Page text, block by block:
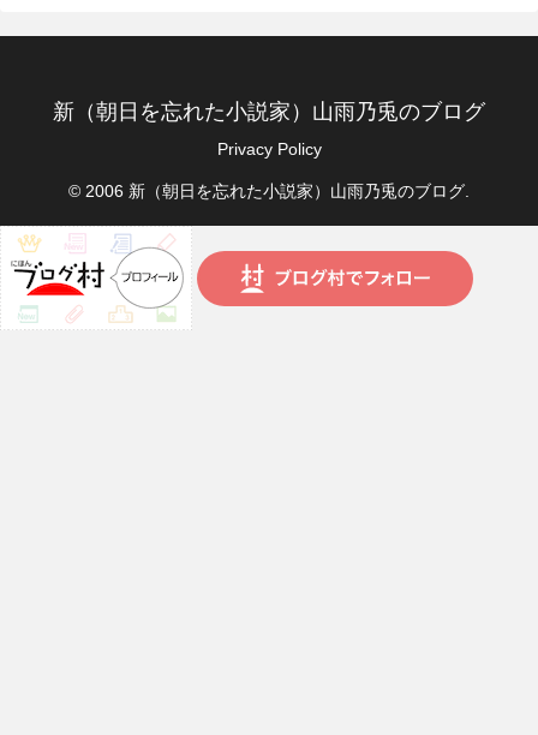
新（朝日を忘れた小説家）山雨乃兎のブログ
Privacy Policy
© 2006 新（朝日を忘れた小説家）山雨乃兎のブログ.